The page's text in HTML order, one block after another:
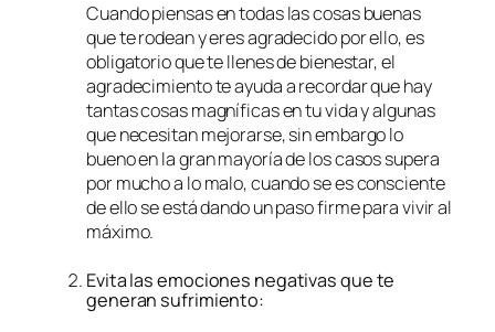
Cuando piensas en todas las cosas buenas
que te rodean y eres agradecido por ello, es
obligatorio que te llenes de bienestar, el
agradecimiento te ayuda a recordar que hay
tantas cosas magníficas en tu vida y algunas
que necesitan mejorarse, sin embargo lo
bueno en la gran mayoría de los casos supera
por mucho a lo malo, cuando se es consciente
de ello se está dando un paso firme para vivir al
máximo.
Evita las emociones negativas que te
generan sufrimiento: